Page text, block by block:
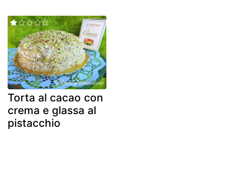
Torta al cacao con
crema e glassa al
pistacchio